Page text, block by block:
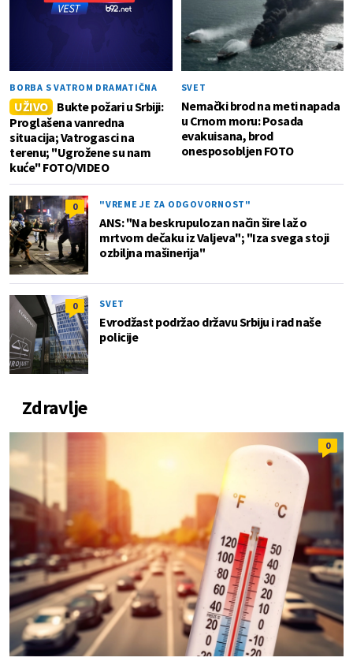
BORBA S VATROM DRAMATIČNA
UŽIVO
Bukte požari u Srbiji:
Proglašena vanredna
situacija; Vatrogasci na
terenu; "Ugrožene su nam
kuće" FOTO/VIDEO
SVET
Nemački brod na meti napada
u Crnom moru: Posada
evakuisana, brod
onesposobljen FOTO
0 "VREME JE ZA ODGOVORNOST"
ANS: "Na beskrupulozan način šire laž o
mrtvom dečaku iz Valjeva"; "Iza svega stoji
ozbiljna mašinerija"
0 SVET
Evrodžast podržao državu Srbiju i rad naše
policije
Zdravlje
0